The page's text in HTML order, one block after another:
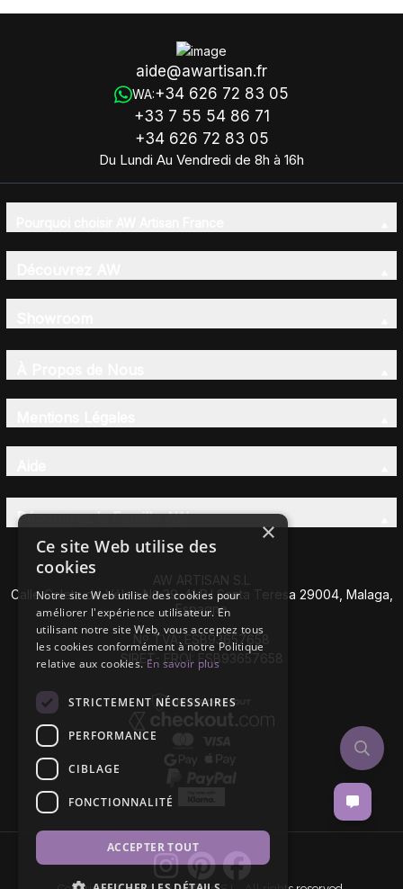
aide@awartisan.fr
WA:+34 626 72 83 05
+33 7 55 54 86 71
+34 626 72 83 05
Du Lundi Au Vendredi de 8h à 16h
Découvrez la Famille AW
AW ARTISAN S.L
Calle Caleta de Vélez Nº 39-41 P.I Santa Teresa 29004, Malaga,
Espagne
Nº TVA: ESB93657658
SIRET- EROI: ESB93657658
×
Ce site Web utilise des
cookies
Notre site Web utilise des cookies pour
améliorer l'expérience utilisateur. En
utilisant notre site Web, vous acceptez tous
les cookies conformément à notre Politique
relative aux cookies.En savoir plus
STRICTEMENT NÉCESSAIRES
PERFORMANCE
CIBLAGE
FONCTIONNALITÉ
ACCEPTER TOUT